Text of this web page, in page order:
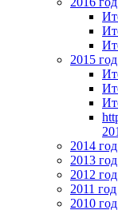
2015 год
2014 год
2013 год
2012 год
2011 год
2010 год